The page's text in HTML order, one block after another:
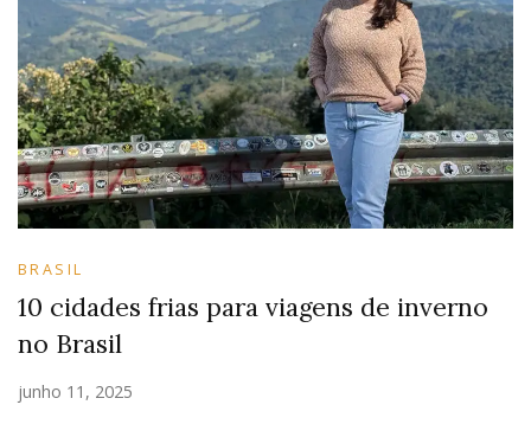
BRASIL
10 cidades frias para viagens de inverno
no Brasil
junho 11, 2025